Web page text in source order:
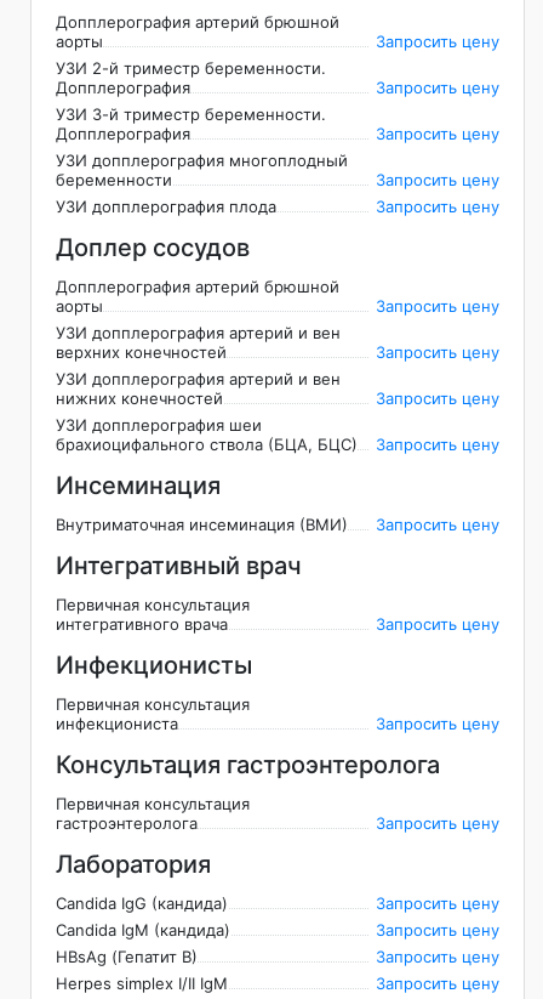
Допплерография артерий брюшной
аорты
Запросить цену
УЗИ 2-й триместр беременности.
Допплерография
Запросить цену
УЗИ 3-й триместр беременности.
Допплерография
Запросить цену
УЗИ допплерография многоплодный
беременности
Запросить цену
УЗИ допплерография плода
Запросить цену
Доплер сосудов
Допплерография артерий брюшной
аорты
Запросить цену
УЗИ допплерография артерий и вен
верхних конечностей
Запросить цену
УЗИ допплерография артерий и вен
нижних конечностей
Запросить цену
УЗИ допплерография шеи
брахиоцифального ствола (БЦА, БЦС)
Запросить цену
Инсеминация
Внутриматочная инсеминация (ВМИ) Запросить цену
Интегративный врач
Первичная консультация
интегративного врача
Запросить цену
Инфекционисты
Первичная консультация
инфекциониста
Запросить цену
Консультация гастроэнтеролога
Первичная консультация
гастроэнтеролога
Запросить цену
Лаборатория
Candida IgG (кандида)
Запросить цену
Candida IgM (кандида)
Запросить цену
HBsAg (Гепатит B)
Запросить цену
Herpes simplex I/II IgM
Запросить цену